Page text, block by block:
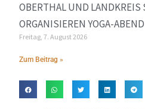
OBERTHAL UND LANDKREIS
ORGANISIEREN YOGA-ABEND
Freitag, 7. August 2026
Zum Beitrag »